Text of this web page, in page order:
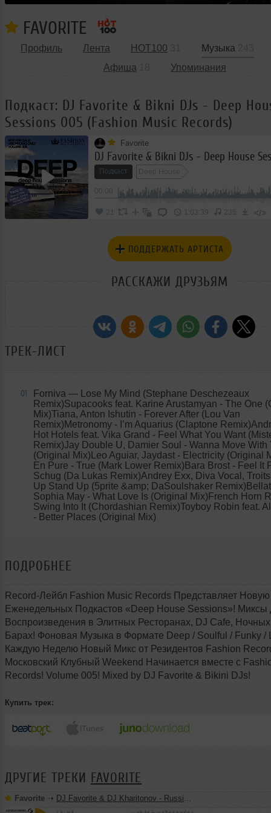
FAVORITE
Профиль Лента HOT100 Музыка
Афиша
Упоминания
Подкаст: DJ Favorite & Bikni DJs - Deep
Sessions 005 (Fashion Music Records)
Favorite
Подкаст Deep House
21 1:03:39 235 </>
ПОДДЕРЖАТЬ АРТИСТА
РАССКАЖИ ДРУЗЬЯМ
ТРЕК-ЛИСТ
01 Forniva — Lose My Mind (Stephane Deschezeaux
Remix)Supacooks feat. Karine Arustamyan - The One
Mix)Tiana, Anton Ishutin - Forever After (Lou Van
Remix)Metronomy - I’m Aquarius (Claptone
Hot Hotels feat. Vika Grand - Feel What You Want
Remix)Jay Double U, Damier Soul - Wanna Move With
(Original Mix)Leo Aguiar, Jaydast - Electricity (Original
En Pure - True (Mark Lower Remix)Bara Brost - Feel It
Schug (Da Lukas Remix)Andrey Exx, Diva Vocal,
Up Stand Up (5prite &amp; DaSoulshaker
Sophia May - What Love Is (Original Mix)French Horn
Swing Into It (Chordashian Remix)Toyboy Robin feat.
- Better Places (Original Mix)
ПОДРОБНЕЕ
Record-Лейбл Fashion Music Records Представляет
Еженедельных Подкастов «Deep House Sessions»! Миксы
Воспроизведения в Элитных Ресторанах, DJ Cafe,
Барах! Фоновая Музыка в Формате Deep / Soulful / Funky /
Каждую Неделю Новый Микс от Резидентов Fashion
Московский Клубный Weekend Начинается вместе с
Records! Volume 005! Mixed by DJ Favorite & Bikini DJs!
Купить трек:
ДРУГИЕ ТРЕКИ FAVORITE
Favorite ➝ DJ Favorite & DJ Kharitonov - Russia, Here We Go! (Radio Edit)